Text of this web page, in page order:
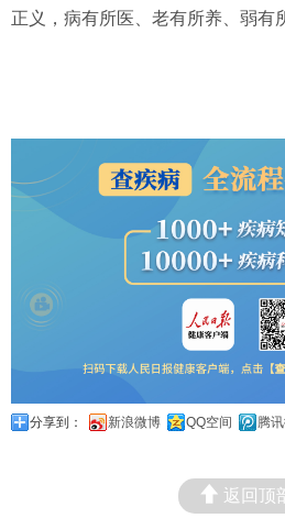
正义，病有所医、老有所养、弱有
分享到： 新浪微博 QQ空间 腾
返回顶